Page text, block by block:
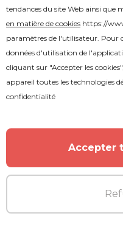
tendances du site Web ainsi que
en matière de cookies https://
paramètres de l'utilisateur. Pour
données d'utilisation de
cliquant sur "Accepter les
appareil toutes les technologies
confidentialité
Accepter